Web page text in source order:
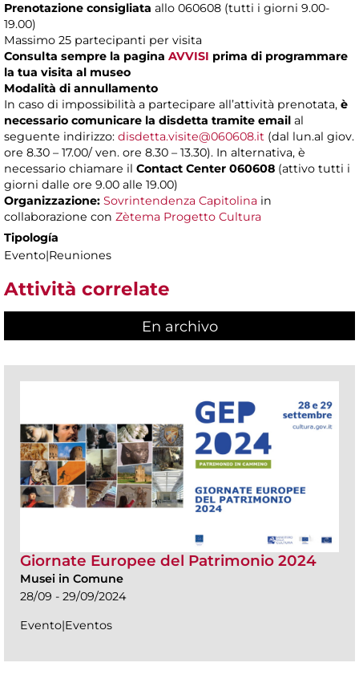
Prenotazione consigliata allo 060608 (tutti i giorni 9.00-
19.00)
Massimo 25 partecipanti per visita
Consulta sempre la pagina AVVISI prima di programmare
la tua visita al museo
Modalità di annullamento
In caso di impossibilità a partecipare all’attività prenotata, è
necessario comunicare la disdetta tramite email al
seguente indirizzo: disdetta.visite@060608.it (dal lun.al giov.
ore 8.30 – 17.00/ ven. ore 8.30 – 13.30). In alternativa, è
necessario chiamare il Contact Center 060608 (attivo tutti i
giorni dalle ore 9.00 alle 19.00)
Organizzazione: Sovrintendenza Capitolina in
collaborazione con Zètema Progetto Cultura
Tipología
Evento|Reuniones
Attività correlate
En archivo
Giornate Europee del Patrimonio 2024
Musei in Comune
28/09 - 29/09/2024
Evento|Eventos